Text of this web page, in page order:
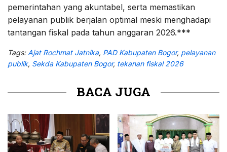
pemerintahan yang akuntabel, serta memastikan
pelayanan publik berjalan optimal meski menghadapi
tantangan fiskal pada tahun anggaran 2026.***
Tags: Ajat Rochmat Jatnika, PAD Kabupaten Bogor, pelayanan
publik, Sekda Kabupaten Bogor, tekanan fiskal 2026
BACA JUGA